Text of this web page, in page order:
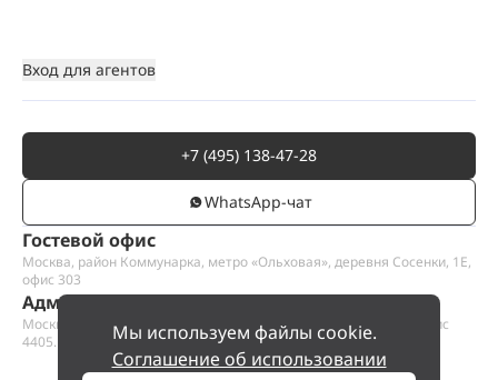
Мы используем файлы cookie.
Соглашение об использовании
Гостевой офис
Москва, район Коммунарка, метро «Ольховая», деревня Сосенки, 1Е,
офис 303
Административный офис
Москва, Пресненская набережная 12, Москва-сити, этаж 44, офис
4405.1
+7 (495) 138-47-28
WhatsАpp-чат
Вход для агентов